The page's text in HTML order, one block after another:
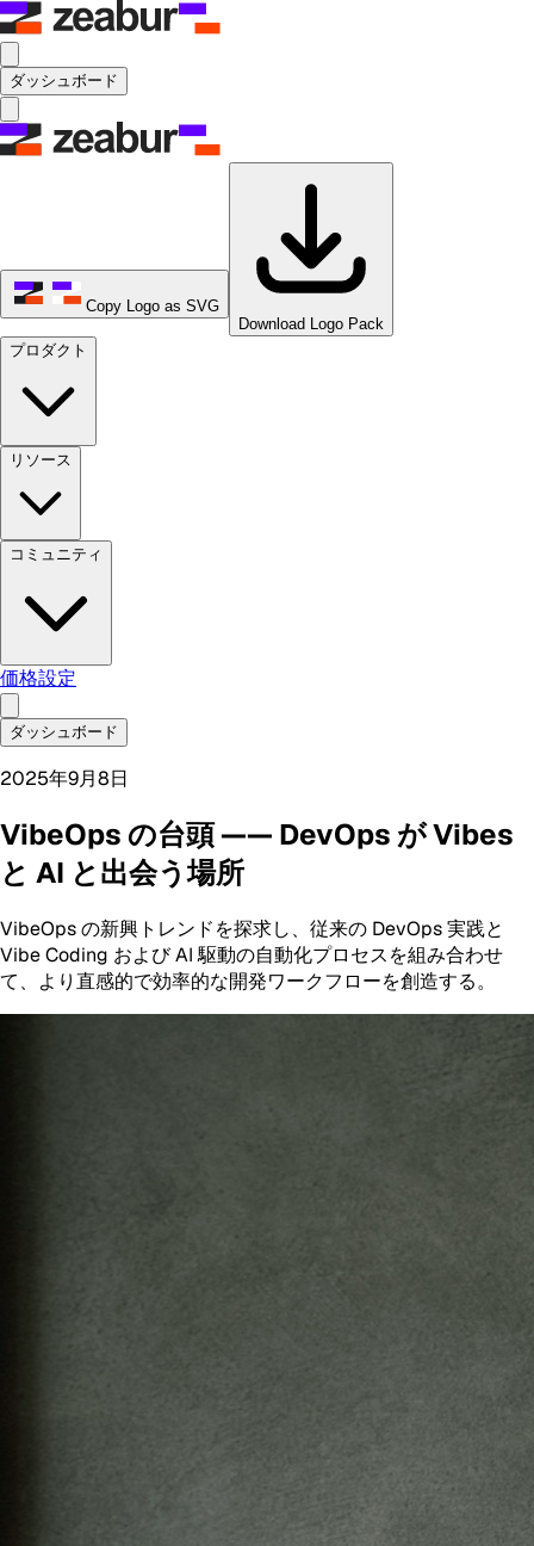
ダッシュボード
Copy Logo as SVG
Download Logo Pack
プロダクト
リソース
コミュニティ
価格設定
ダッシュボード
2025年9月8日
VibeOps の台頭 —— DevOps が Vibes
と AI と出会う場所
VibeOps の新興トレンドを探求し、従来の DevOps 実践と
Vibe Coding および AI 駆動の自動化プロセスを組み合わせ
て、より直感的で効率的な開発ワークフローを創造する。